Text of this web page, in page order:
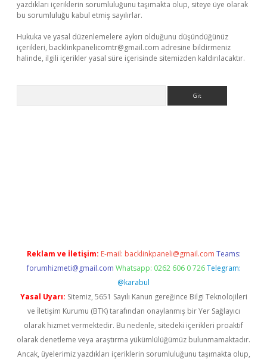
yazdıkları içeriklerin sorumluluğunu taşımakta olup, siteye üye olarak
bu sorumluluğu kabul etmiş sayılırlar.
Hukuka ve yasal düzenlemelere aykırı olduğunu düşündüğünüz
içerikleri, backlinkpanelicomtr@gmail.com adresine bildirmeniz
halinde, ilgili içerikler yasal süre içerisinde sitemizden kaldırılacaktır.
Reklam ve İletişim: E-mail: backlinkpaneli@gmail.com Teams:
forumhizmeti@gmail.com Whatsapp: 0262 606 0 726 Telegram:
@karabul
Yasal Uyarı: Sitemiz, 5651 Sayılı Kanun gereğince Bilgi Teknolojileri
ve İletişim Kurumu (BTK) tarafından onaylanmış bir Yer Sağlayıcı
olarak hizmet vermektedir. Bu nedenle, sitedeki içerikleri proaktif
olarak denetleme veya araştırma yükümlülüğümüz bulunmamaktadır.
Ancak, üyelerimiz yazdıkları içeriklerin sorumluluğunu taşımakta olup,